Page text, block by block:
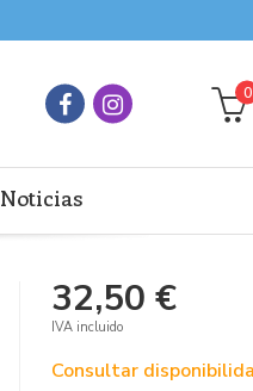
0
Noticias
32,50 €
IVA incluido
Consultar